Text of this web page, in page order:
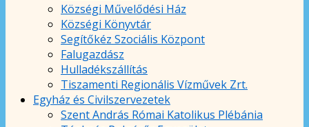
Községi Művelődési Ház
Községi Könyvtár
Segítőkéz Szociális Központ
Falugazdász
Hulladékszállítás
Tiszamenti Regionális Vízművek Zrt.
Egyház és Civilszervezetek
Szent András Római Katolikus Plébánia